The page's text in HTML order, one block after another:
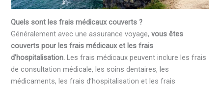
Quels sont les frais médicaux couverts ?
Généralement avec une assurance voyage, vous êtes
couverts pour les frais médicaux et les frais
d’hospitalisation. Les frais médicaux peuvent inclure les frais
de consultation médicale, les soins dentaires, les
médicaments, les frais d’hospitalisation et les frais